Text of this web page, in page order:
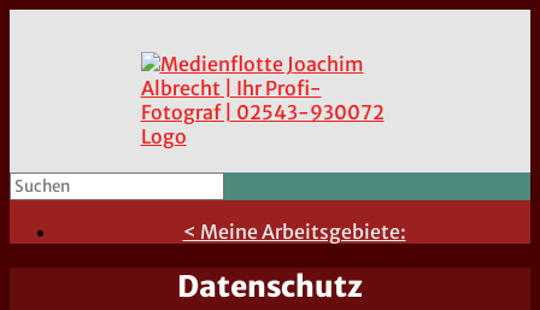
< Meine Arbeitsgebiete:
Datenschutz